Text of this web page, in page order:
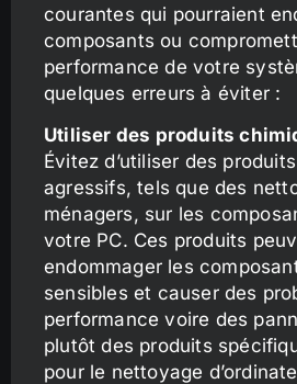
courantes qui pourraient
composants ou
performance de votre
quelques erreurs à éviter :
Utiliser des produits
Évitez d’utiliser des
agressifs, tels que des
ménagers, sur les
votre PC. Ces produits
endommager les
sensibles et causer des
performance voire des
plutôt des produits
pour le nettoyage